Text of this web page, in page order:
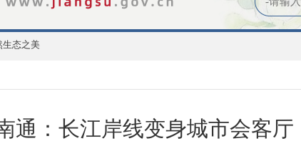
生态之美
通：长江岸线变身城市会客厅